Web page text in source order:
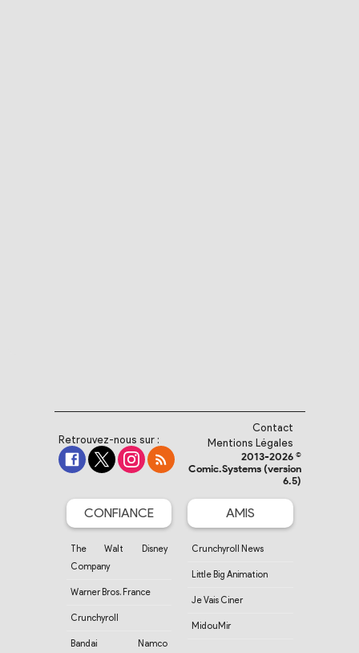
Retrouvez-nous sur :
Contact
Mentions Légales
2013-2026 ©
Comic.Systems (version
6.5)
CONFIANCE
The Walt Disney
Company
Warner Bros. France
Crunchyroll
Bandai Namco
AMIS
Crunchyroll News
Little Big Animation
Je Vais Ciner
MidouMir